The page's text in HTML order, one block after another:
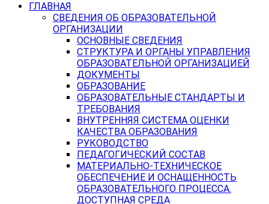
ГЛАВНАЯ
СВЕДЕНИЯ ОБ ОБРАЗОВАТЕЛЬНОЙ
ОРГАНИЗАЦИИ
ОСНОВНЫЕ СВЕДЕНИЯ
СТРУКТУРА И ОРГАНЫ УПРАВЛЕНИЯ
ОБРАЗОВАТЕЛЬНОЙ ОРГАНИЗАЦИЕЙ
ДОКУМЕНТЫ
ОБРАЗОВАНИЕ
ОБРАЗОВАТЕЛЬНЫЕ СТАНДАРТЫ И
ТРЕБОВАНИЯ
ВНУТРЕННЯЯ СИСТЕМА ОЦЕНКИ
КАЧЕСТВА ОБРАЗОВАНИЯ
РУКОВОДСТВО
ПЕДАГОГИЧЕСКИЙ СОСТАВ
МАТЕРИАЛЬНО-ТЕХНИЧЕСКОЕ
ОБЕСПЕЧЕНИЕ И ОСНАЩЕННОСТЬ
ОБРАЗОВАТЕЛЬНОГО ПРОЦЕССА.
ДОСТУПНАЯ СРЕДА